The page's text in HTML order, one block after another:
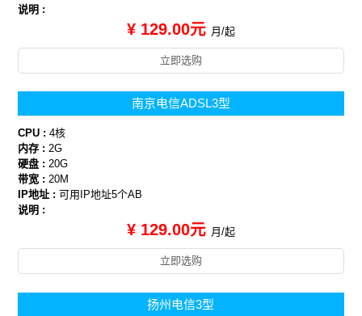
说明 :
¥ 129.00元 月/起
立即选购
南京电信ADSL3型
CPU :4核
内存 :2G
硬盘 :20G
带宽 :20M
IP地址 :可用IP地址5个AB
说明 :
¥ 129.00元 月/起
立即选购
扬州电信3型